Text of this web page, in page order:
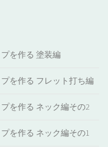
を作る 塗装編
を作る フレット打ち編
を作る ネック編その2
を作る ネック編その1